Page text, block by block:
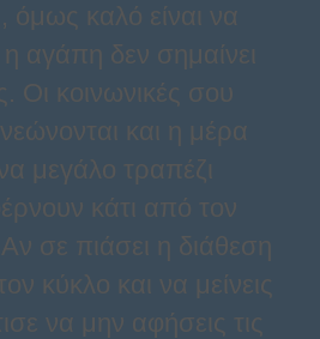
όμως καλό είναι να
η αγάπη δεν σημαίνει
Οι κοινωνικές σου
και η μέρα
μεγάλο τραπέζι
κάτι από τον
σε πιάσει η διάθεση
κύκλο και να μείνεις
να μην αφήσεις τις